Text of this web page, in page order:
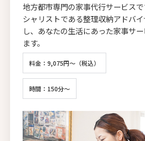
地方都市専門の家事代行サービス
シャリストである整理収納アドバ
し、あなたの生活にあった家事サ
ます。
料金：9,075円～（税込）
時間：150分～